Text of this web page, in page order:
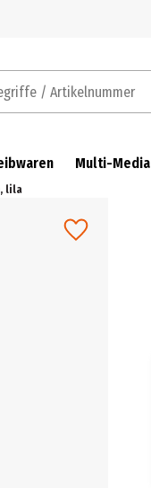
/ Artikelnummer
Multi-Media
lila